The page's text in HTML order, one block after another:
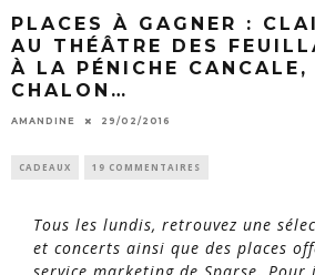
PLACES À GAGNER :
AU THÉÂTRE DES
À LA PÉNICHE
CHALON…
AMANDINE 29/02/2016
CADEAUX 19 COMMENTAIRES
Tous les lundis, retrouvez une
et concerts ainsi que des places